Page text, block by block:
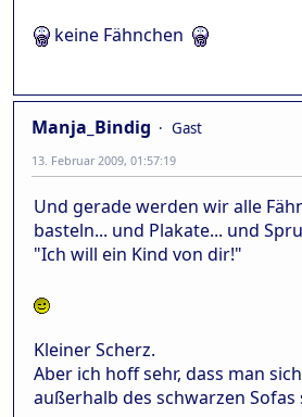
keine Fähnchen
Manja_Bindig
Gast
13. Februar 2009, 01:57:19
Und gerade werden wir alle
basteln... und Plakate... und
"Ich will ein Kind von dir!"
Kleiner Scherz.
Aber ich hoff sehr, dass man
außerhalb des schwarzen Sofas